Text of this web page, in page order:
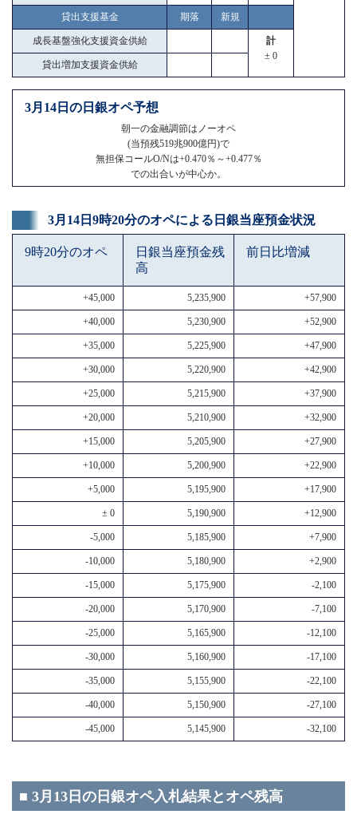
貸出支援基金 期落 新規
成長基盤強化支援資金供給
計
± 0
貸出増加支援資金供給
3月14日の日銀オペ予想
朝一の金融調節はノーオペ
(当預残519兆900億円)で
無担保コールO/Nは+0.470％～+0.477％
での出合いが中心か。
3月14日9時20分のオペによる日銀当座預金状況
9時20分のオペ
日銀当座預金残
高
前日比増減
+45,000 5,235,900 +57,900
+40,000 5,230,900 +52,900
+35,000 5,225,900 +47,900
+30,000 5,220,900 +42,900
+25,000 5,215,900 +37,900
+20,000 5,210,900 +32,900
+15,000 5,205,900 +27,900
+10,000 5,200,900 +22,900
+5,000 5,195,900 +17,900
± 0 5,190,900 +12,900
-5,000 5,185,900 +7,900
-10,000 5,180,900 +2,900
-15,000 5,175,900 -2,100
-20,000 5,170,900 -7,100
-25,000 5,165,900 -12,100
-30,000 5,160,900 -17,100
-35,000 5,155,900 -22,100
-40,000 5,150,900 -27,100
-45,000 5,145,900 -32,100
■ 3月13日の日銀オペ入札結果とオペ残高